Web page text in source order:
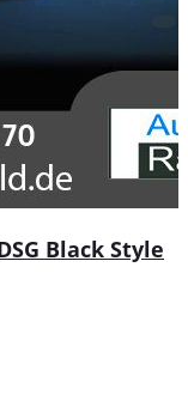
Black Style